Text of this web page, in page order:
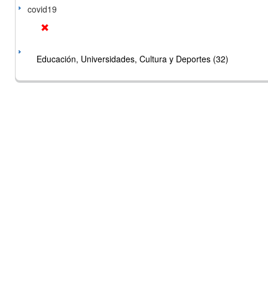
covid19
Educación, Universidades, Cultura y Deportes (32)